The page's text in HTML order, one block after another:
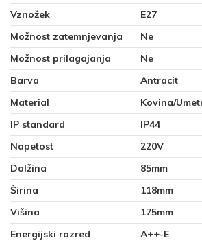
Vznožek
E27
Možnost zatemnjevanja
Ne
Možnost prilagajanja
Ne
Barva
Antracit
Material
Kovina/
IP standard
IP44
Napetost
220V
Dolžina
85mm
Širina
118mm
Višina
175mm
Energijski razred
A++-E